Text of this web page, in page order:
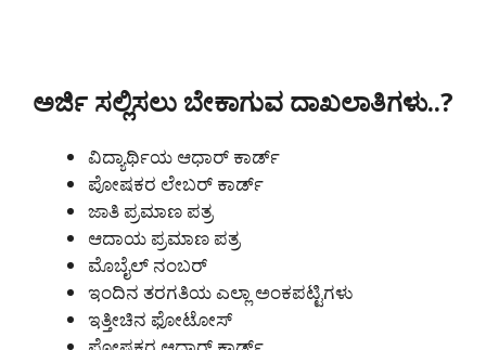
ಅರ್ಜಿ ಸಲ್ಲಿಸಲು ಬೇಕಾಗುವ ದಾಖಲಾತಿಗಳು..?
ವಿದ್ಯಾರ್ಥಿಯ ಆಧಾರ್ ಕಾರ್ಡ್
ಪೋಷಕರ ಲೇಬರ್ ಕಾರ್ಡ್
ಜಾತಿ ಪ್ರಮಾಣ ಪತ್ರ
ಆದಾಯ ಪ್ರಮಾಣ ಪತ್ರ
ಮೊಬೈಲ್ ನಂಬರ್
ಇಂದಿನ ತರಗತಿಯ ಎಲ್ಲಾ ಅಂಕಪಟ್ಟಿಗಳು
ಇತ್ತೀಚಿನ ಫೋಟೋಸ್